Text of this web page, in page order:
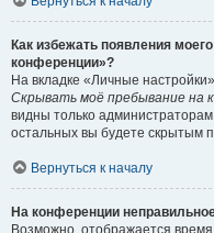
Как избежать появления
конференции»?
На вкладке «Личные
Скрывать моё пребывание на
видны только
остальных вы будете скрытым
Вернуться к началу
На конференции
Возможно, отображается